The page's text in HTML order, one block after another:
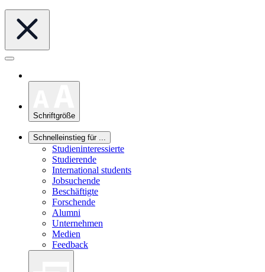
Schriftgröße
Schnelleinstieg für ...
Studieninteressierte
Studierende
International students
Jobsuchende
Beschäftigte
Forschende
Alumni
Unternehmen
Medien
Feedback